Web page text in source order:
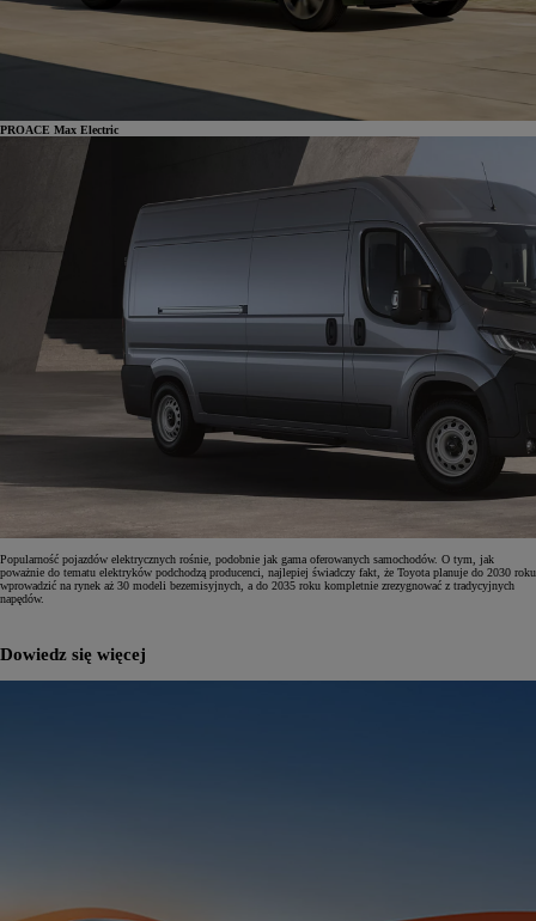
PROACE Max Electric
Popularność pojazdów elektrycznych rośnie, podobnie jak gama oferowanych samochodów. O tym, jak
poważnie do tematu elektryków podchodzą producenci, najlepiej świadczy fakt, że Toyota planuje do 2030 roku
wprowadzić na rynek aż 30 modeli bezemisyjnych, a do 2035 roku kompletnie zrezygnować z tradycyjnych
napędów.
Dowiedz się więcej